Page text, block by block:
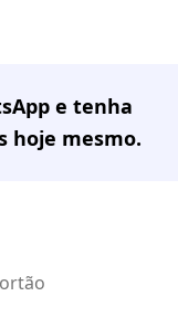
e tenha
hoje mesmo.